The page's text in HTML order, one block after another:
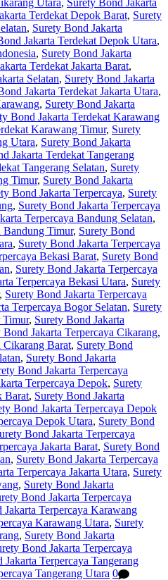
Terdekat Depok Barat, Surety
, Surety Bond Jakarta
Jakarta Terdekat Depok Utara,
, Surety Bond Jakarta
Terdekat Jakarta Barat,
Selatan, Surety Bond Jakarta
Jakarta Terdekat Jakarta Utara,
, Surety Bond Jakarta
Bond Jakarta Terdekat Karawang
Karawang Timur, Surety
Utara, Surety Bond Jakarta
Jakarta Terdekat Tangerang
Tangerang Selatan, Surety
Timur, Surety Bond Jakarta
Bond Jakarta Terpercaya, Surety
, Surety Bond Jakarta Terpercaya
Terpercaya Bandung Selatan,
Bandung Timur, Surety Bond
, Surety Bond Jakarta Terpercaya
Bekasi Barat, Surety Bond
, Surety Bond Jakarta Terpercaya
Terpercaya Bekasi Utara, Surety
, Surety Bond Jakarta Terpercaya
Terpercaya Bogor Selatan, Surety
Timur, Surety Bond Jakarta
Bond Jakarta Terpercaya Cikarang,
Cikarang Barat, Surety Bond
, Surety Bond Jakarta
Bond Jakarta Terpercaya
Terpercaya Depok, Surety
Barat, Surety Bond Jakarta
Bond Jakarta Terpercaya Depok
Depok Utara, Surety Bond
Bond Jakarta Terpercaya
Jakarta Barat, Surety Bond
, Surety Bond Jakarta Terpercaya
Terpercaya Jakarta Utara, Surety
, Surety Bond Jakarta
Bond Jakarta Terpercaya
Jakarta Terpercaya Karawang
Karawang Utara, Surety
, Surety Bond Jakarta
Bond Jakarta Terpercaya
Jakarta Terpercaya Tangerang
Tangerang Utara 0